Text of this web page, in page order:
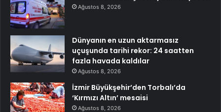
Ağustos 8, 2026
Dünyanın en uzun aktarmasız
uçuşunda tarihi rekor: 24 saatten
fazla havada kaldılar
Ağustos 8, 2026
İzmir Büyükşehir’den Torbalı’da
‘Kırmızı Altın’ mesaisi
Ağustos 8, 2026